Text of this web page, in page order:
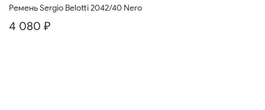
Ремень Sergio Belotti 2042/40 Nero
4 080 ₽